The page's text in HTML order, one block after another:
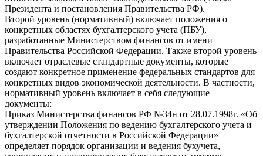
Президента и постановления Правительства РФ).
Второй уровень (нормативный) включает положения о
конкретных областях бухгалтерского учета (ПБУ),
разработанные Министерством финансов от имени
Правительства Российской Федерации. Также второй уровень
включает отраслевые стандартные документы, которые
создают конкретное применение федеральных стандартов для
конкретных видов экономической деятельности. В частности,
нормативный уровень включает в себя следующие
документы:
Приказ Министерства финансов РФ №34н от 28.07.1998г. «Об
утверждении Положения по ведению бухгалтерского учета и
бухгалтерской отчетности в Российской Федерации»
определяет порядок организации и ведения бухучета,